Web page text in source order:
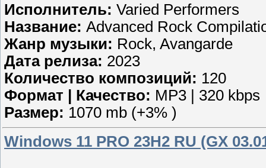
Исполнитель: Varied Performers
Название: Advanced Rock
Жанр музыки: Rock, Avangarde
Дата релиза: 2023
Количество композиций: 120
Формат | Качество: MP3 | 320 kbps
Размер: 1070 mb (+3% )
Windows 11 PRO 23H2 RU (GX